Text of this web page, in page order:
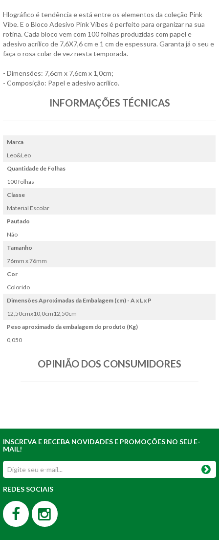
Hlográfico é tendência e está entre os elementos da coleção Pink
Vibe. E o Bloco Adesivo Pink Vibes é perfeito para organizar na sua
rotina. Cada bloco vem com 100 folhas produzidas com papel e
adesivo acrílico de 7,6X7,6 cm e 1 cm de espessura. Garanta já o seu e
faça o rosa colar de vez nesta temporada.
- Dimensões: 7,6cm x 7,6cm x 1,0cm;
- Composição: Papel e adesivo acrílico.
INFORMAÇÕES TÉCNICAS
Marca
Leo&Leo
Quantidade de Folhas
100 folhas
Classe
Material Escolar
Pautado
Não
Tamanho
76mm x 76mm
Cor
Colorido
Dimensões Aproximadas da Embalagem (cm) - A x L x P
12,50cmx10,0cm12,50cm
Peso aproximado da embalagem do produto (Kg)
0,050
OPINIÃO DOS CONSUMIDORES
INSCREVA E RECEBA NOVIDADES E PROMOÇÕES NO SEU E-
MAIL!
REDES SOCIAIS